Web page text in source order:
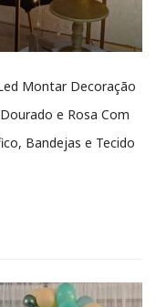
Montar Decoração
e Rosa Com
Bandejas e Tecido